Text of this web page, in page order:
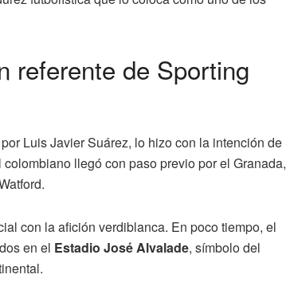
referente de Sporting
Luis Javier Suárez, lo hizo con la intención de
llegó con paso previo por el Granada,
con la afición verdiblanca. En poco tiempo, el
en el Estadio José Alvalade, símbolo del